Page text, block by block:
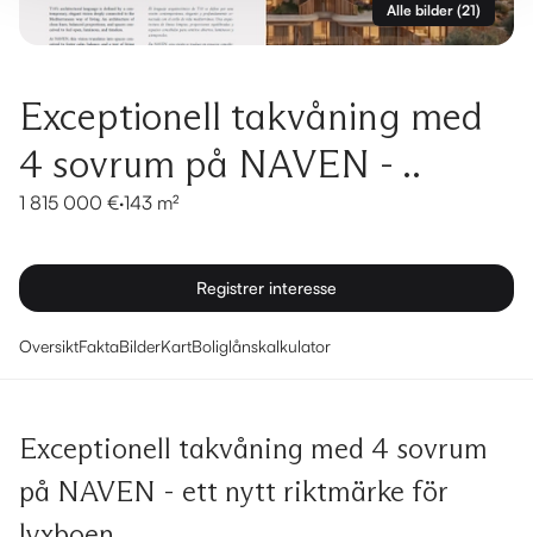
Alle bilder (21)
Exceptionell takvåning med
4 sovrum på NAVEN - ..
1 815 000 €·143 m²
Registrer interesse
OversiktFaktaBilderKartBoliglånskalkulator
Exceptionell takvåning med 4 sovrum
på NAVEN - ett nytt riktmärke för